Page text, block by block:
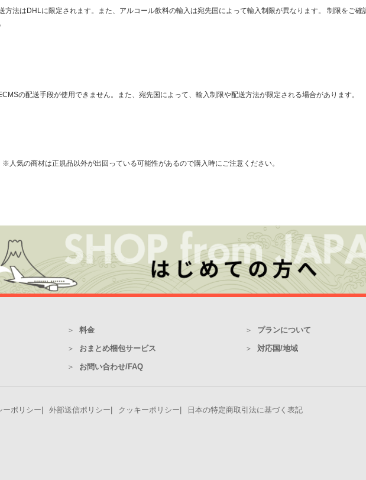
方法はDHLに限定されます。また、アルコール飲料の輸入は宛先国によって輸入制限が異なります。 制限をご確
の配送手段が使用できません。また、宛先国によって、輸入制限や配送方法が限定される場合があります。
※人気の商材は正規品以外が出回っている可能性があるので購入時にご注意ください。
料金 プランについて
おまとめ梱包サービス 対応国/地域
お問い合わせ/FAQ
ーポリシー 外部送信ポリシー クッキーポリシー 日本の特定商取引法に基づく表記